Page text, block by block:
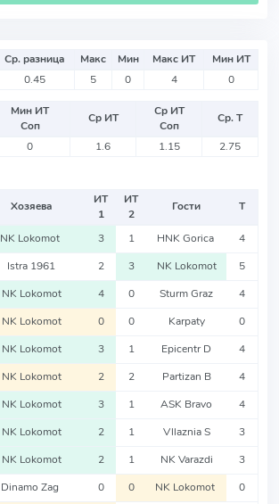
Ср. разница Макс Мин Макс ИТ
Мин ИТ
0.45 5 0 4 0
Мин ИТ
Соп
Ср ИТ
Ср ИТ
Соп
Ср. Т
0 1.6 1.15 2.75
Хозяева
ИТ
1
ИТ
2
Гости Т
NK Lokomot 3 1 HNK Gorica 4
Istra 1961 2 3 NK Lokomot 5
NK Lokomot 4 0 Sturm Graz 4
NK Lokomot 0 0 Karpaty 0
NK Lokomot 3 1 Epicentr D 4
NK Lokomot 2 2 Partizan B 4
NK Lokomot 3 1 ASK Bravo 4
NK Lokomot 2 1 Vllaznia S 3
NK Lokomot 2 1 NK Varazdi 3
Dinamo Zag 0 0 NK Lokomot 0